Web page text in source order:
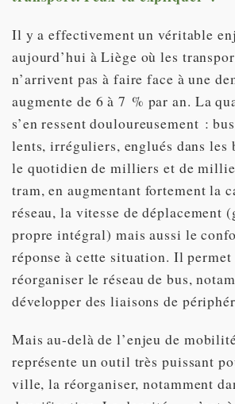
Il y a effectivement un véritable
aujourd’hui à Liège où les
n’arrivent pas à faire face à une
augmente de 6 à 7 % par an. La
s’en ressent douloureusement :
lents, irréguliers, englués dans les
le quotidien de milliers et de
tram, en augmentant fortement la
réseau, la vitesse de déplacement
propre intégral) mais aussi le
réponse à cette situation. Il permet
réorganiser le réseau de bus,
développer des liaisons de
Mais au-delà de l’enjeu de
représente un outil très puissant
ville, la réorganiser, notamment